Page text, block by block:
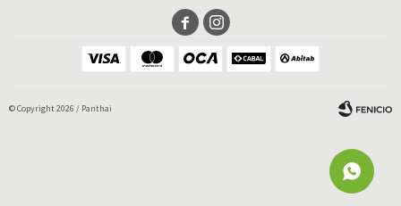
 
© Copyright 2026 / Panthai